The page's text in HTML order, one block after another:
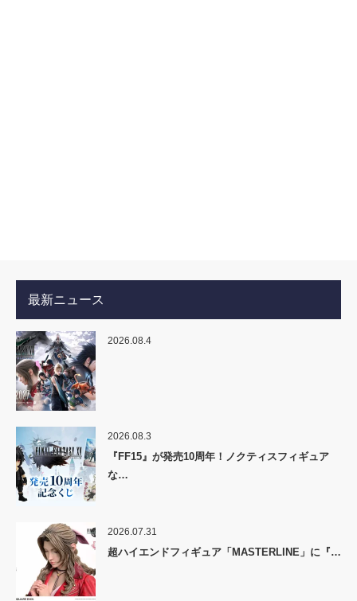
最新ニュース
2026.08.4
2026.08.3
『FF15』が発売10周年！ノクティスフィギュア
な…
2026.07.31
超ハイエンドフィギュア「MASTERLINE」に『…